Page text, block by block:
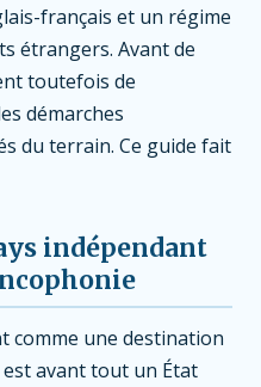
français et un régime
étrangers. Avant de
toutefois de
démarches
du terrain. Ce guide fait
indépendant
comme une destination
avant tout un État